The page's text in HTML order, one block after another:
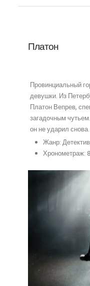
Платон
Провинциальный
девушки. Из
Платон Вепрев,
загадочным
он не ударил снова.
Жанр:
Хронометраж: